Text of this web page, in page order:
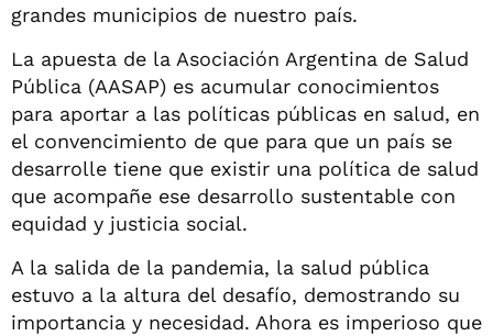
grandes municipios de nuestro país.
La apuesta de la Asociación Argentina de Salud
Pública (AASAP) es acumular conocimientos
para aportar a las políticas públicas en salud, en
el convencimiento de que para que un país se
desarrolle tiene que existir una política de salud
que acompañe ese desarrollo sustentable con
equidad y justicia social.
A la salida de la pandemia, la salud pública
estuvo a la altura del desafío, demostrando su
importancia y necesidad. Ahora es imperioso que